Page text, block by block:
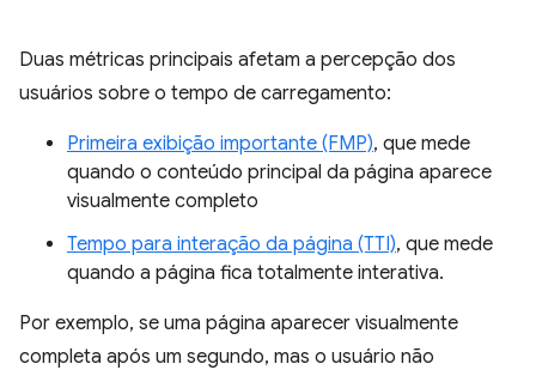
Duas métricas principais afetam a percepção dos
usuários sobre o tempo de carregamento:
Primeira exibição importante (FMP), que mede
quando o conteúdo principal da página aparece
visualmente completo
Tempo para interação da página (TTI), que mede
quando a página fica totalmente interativa.
Por exemplo, se uma página aparecer visualmente
completa após um segundo, mas o usuário não